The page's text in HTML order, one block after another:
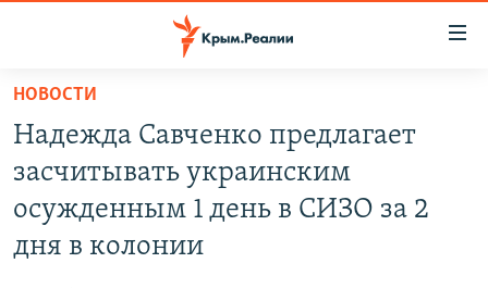
Вернуться
основному
содержанию
главной
СПЕЦПРОЕКТЫ
НОВОСТИ
Надежда Савченко предлагает
засчитывать украинским
осужденным 1 день в СИЗО за 2
дня в колонии